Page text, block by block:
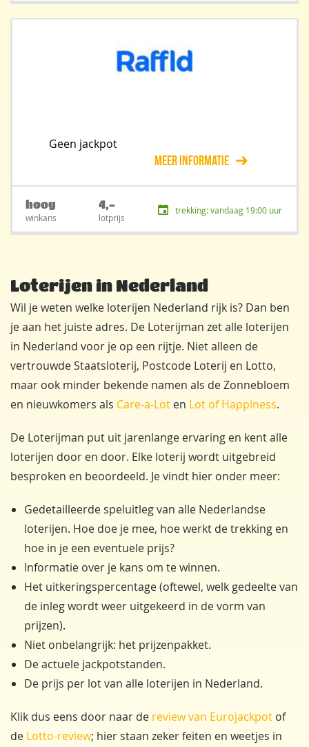
Geen jackpot
hoog
winkans
4,-
lotprijs
trekking: vandaag 19:00 uur
Meer informatie
Loterijen in Nederland
Wil je weten welke loterijen Nederland rijk is? Dan ben
je aan het juiste adres. De Loterijman zet alle loterijen
in Nederland voor je op een rijtje. Niet alleen de
vertrouwde Staatsloterij, Postcode Loterij en Lotto,
maar ook minder bekende namen als de Zonnebloem
en nieuwkomers als Care-a-Lot en Lot of Happiness.
De Loterijman put uit jarenlange ervaring en kent alle
loterijen door en door. Elke loterij wordt uitgebreid
besproken en beoordeeld. Je vindt hier onder meer:
Gedetailleerde speluitleg van alle Nederlandse
loterijen. Hoe doe je mee, hoe werkt de trekking en
hoe in je een eventuele prijs?
Informatie over je kans om te winnen.
Het uitkeringspercentage (oftewel, welk gedeelte van
de inleg wordt weer uitgekeerd in de vorm van
prijzen).
Niet onbelangrijk: het prijzenpakket.
De actuele jackpotstanden.
De prijs per lot van alle loterijen in Nederland.
Klik dus eens door naar de review van Eurojackpot of
de Lotto-review; hier staan zeker feiten en weetjes in